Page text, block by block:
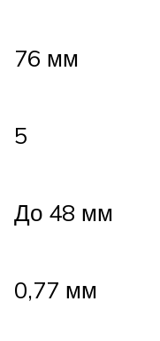
76 мм
5
До 48 мм
0,77 мм